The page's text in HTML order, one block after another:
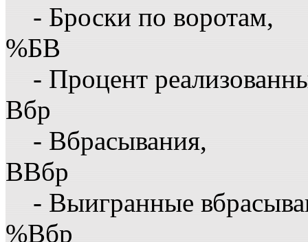
- Броски по воротам,
%БВ
- Процент
Вбр
- Вбрасывания,
ВВбр
- Выигранные
%Вбр